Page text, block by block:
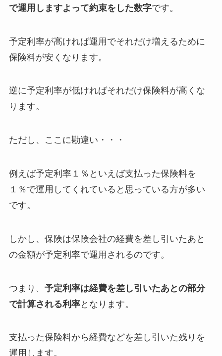
で運用しますよって約束をした数字です。
予定利率が高ければ運用でそれだけ増えるために
保険料が安くなります。
逆に予定利率が低ければそれだけ保険料が高くな
ります。
ただし、ここに勘違い・・・
例えば予定利率１％といえば支払った保険料を
１％で運用してくれていると思っている方が多い
です。
しかし、保険は保険会社の経費を差し引いたあと
の金額が予定利率で運用されるのです。
つまり、 予定利率は経費を差し引いたあとの部分
で計算される利率となります。
支払った保険料から経費などを差し引いた残りを
運用します。